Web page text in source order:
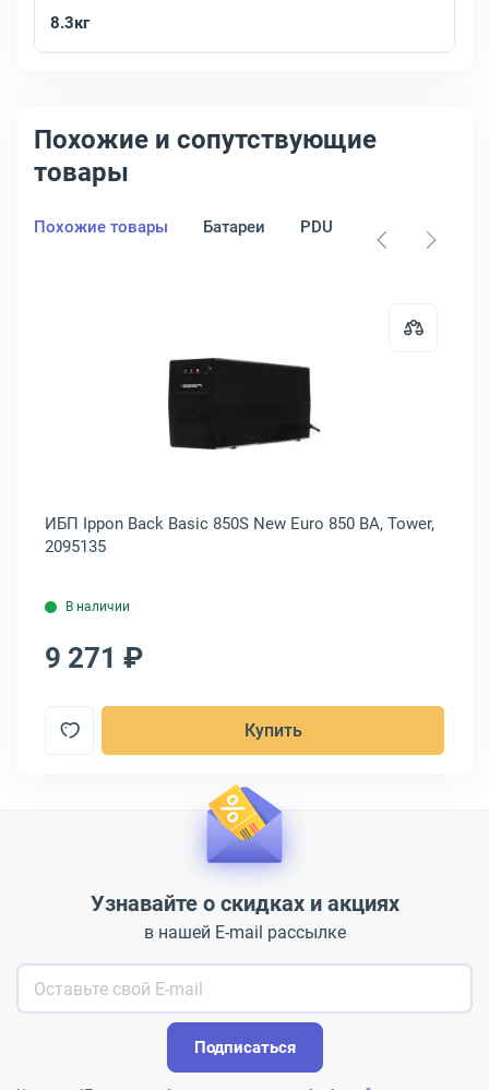
8.3кг
Похожие и сопутствующие
товары
Похожие товары Батареи PDU
BU 850 ВА, Brick, BU850E Открыть товар: ИБП Ippon Back
ИБП Ippon Back Basic 850S New Euro 850 ВА, Tower,
2095135
В наличии
9 271 ₽
Купить
Узнавайте о скидках и акциях
в нашей E-mail рассылке
Подписаться